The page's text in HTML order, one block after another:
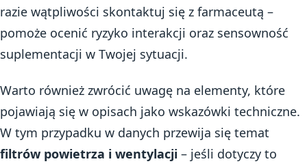
razie wątpliwości skontaktuj się z farmaceutą –
pomoże ocenić ryzyko interakcji oraz sensowność
suplementacji w Twojej sytuacji.
Warto również zwrócić uwagę na elementy, które
pojawiają się w opisach jako wskazówki techniczne.
W tym przypadku w danych przewija się temat
filtrów powietrza i wentylacji – jeśli dotyczy to